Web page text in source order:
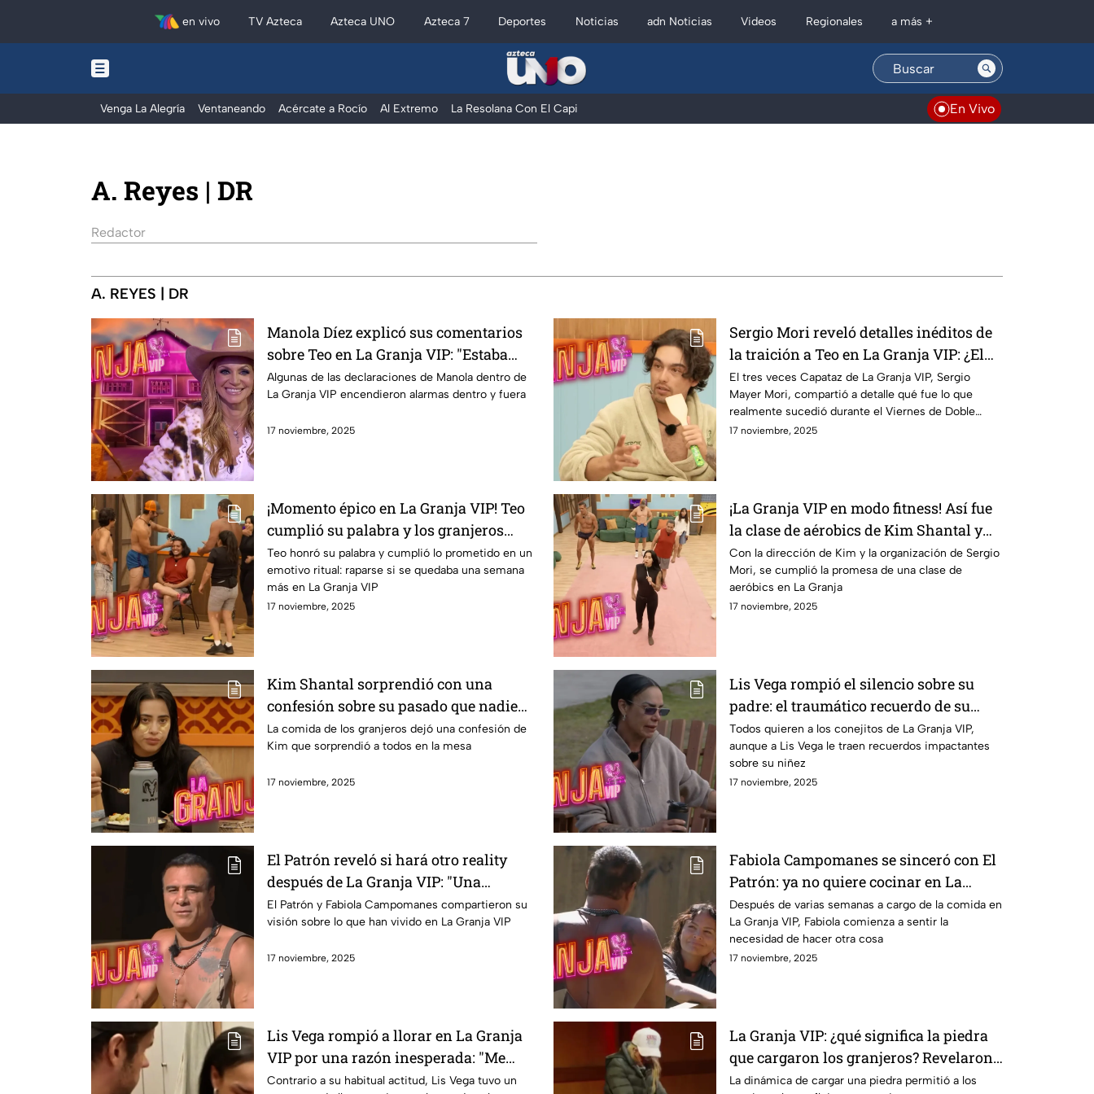
en vivo TV Azteca Azteca UNO Azteca 7 Deportes Noticias adn Noticias Videos Regionales a más +
Venga La Alegría Ventaneando Acércate a Rocío Al Extremo La Resolana Con El Capi En Vivo
A. Reyes | DR
Redactor
A. REYES | DR
Manola Díez explicó sus comentarios
sobre Teo en La Granja VIP: "Estaba
enojada y me arrepiento"
Algunas de las declaraciones de Manola dentro de
La Granja VIP encendieron alarmas dentro y fuera
17 noviembre, 2025
Sergio Mori reveló detalles inéditos de
la traición a Teo en La Granja VIP: ¿El
Patrón se espantó y Adame mintió?
El tres veces Capataz de La Granja VIP, Sergio
Mayer Mori, compartió a detalle qué fue lo que
realmente sucedió durante el Viernes de Doble
Traición
17 noviembre, 2025
¡Momento épico en La Granja VIP! Teo
cumplió su palabra y los granjeros
cortaron su cabellera uno a uno
Teo honró su palabra y cumplió lo prometido en un
emotivo ritual: raparse si se quedaba una semana
más en La Granja VIP
17 noviembre, 2025
¡La Granja VIP en modo fitness! Así fue
la clase de aérobics de Kim Shantal y
los granjeros
Con la dirección de Kim y la organización de Sergio
Mori, se cumplió la promesa de una clase de
aeróbics en La Granja
17 noviembre, 2025
Kim Shantal sorprendió con una
confesión sobre su pasado que nadie
esperaba en La Granja VIP
La comida de los granjeros dejó una confesión de
Kim que sorprendió a todos en la mesa
17 noviembre, 2025
Lis Vega rompió el silencio sobre su
padre: el traumático recuerdo de su
infancia que impactó en La Granja VIP
Todos quieren a los conejitos de La Granja VIP,
aunque a Lis Vega le traen recuerdos impactantes
sobre su niñez
17 noviembre, 2025
El Patrón reveló si hará otro reality
después de La Granja VIP: "Una
experiencia formidable pero..."
El Patrón y Fabiola Campomanes compartieron su
visión sobre lo que han vivido en La Granja VIP
17 noviembre, 2025
Fabiola Campomanes se sinceró con El
Patrón: ya no quiere cocinar en La
Granja VIP
Después de varias semanas a cargo de la comida en
La Granja VIP, Fabiola comienza a sentir la
necesidad de hacer otra cosa
17 noviembre, 2025
Lis Vega rompió a llorar en La Granja
VIP por una razón inesperada: "Me
pongo sentimental"
Contrario a su habitual actitud, Lis Vega tuvo un
La Granja VIP: ¿qué significa la piedra
que cargaron los granjeros? Revelaron
el misterio
La dinámica de cargar una piedra permitió a los